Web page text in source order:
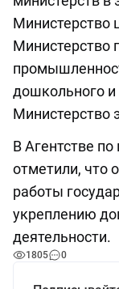
Министерство
Министерство
дошкольного и
Министерство
В Агентстве
отметили, что
работы
укреплению
деятельности.
1805 0